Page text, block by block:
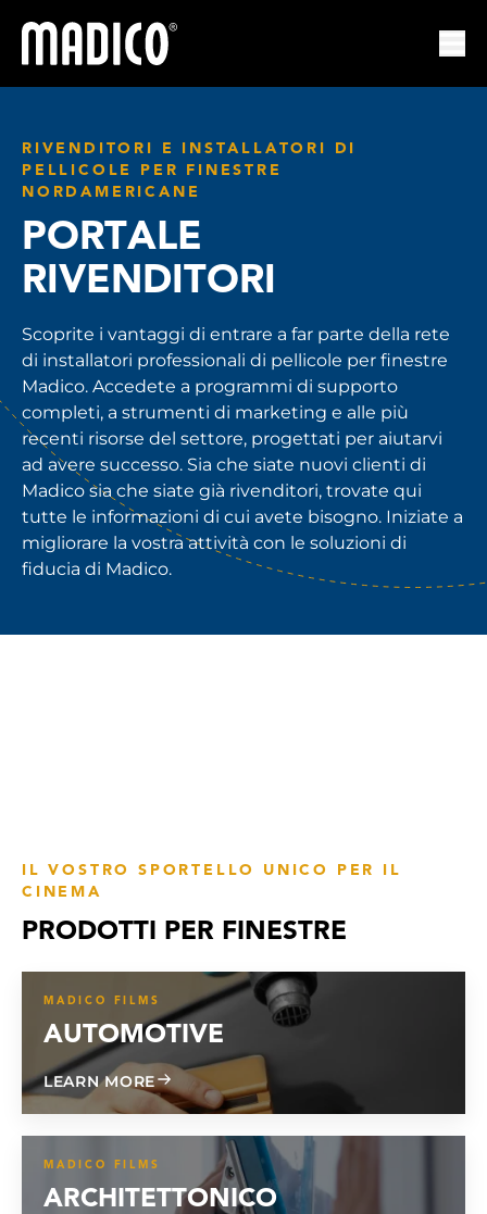
Madico
RIVENDITORI E INSTALLATORI DI
PELLICOLE PER FINESTRE
NORDAMERICANE
PORTALE
RIVENDITORI
Scoprite i vantaggi di entrare a far parte della rete
di installatori professionali di pellicole per finestre
Madico. Accedete a programmi di supporto
completi, a strumenti di marketing e alle più
recenti risorse del settore, progettati per aiutarvi
ad avere successo. Sia che siate nuovi clienti di
Madico sia che siate già rivenditori, trovate qui
tutte le informazioni di cui avete bisogno. Iniziate a
migliorare la vostra attività con le soluzioni di
fiducia di Madico.
IL VOSTRO SPORTELLO UNICO PER IL
CINEMA
PRODOTTI PER FINESTRE
MADICO FILMS
AUTOMOTIVE
LEARN MOREABOUT AUTOMOTIVE
MADICO FILMS
ARCHITETTONICO